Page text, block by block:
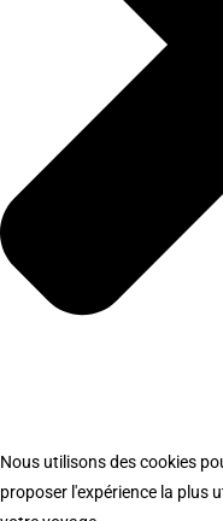
Nous utilisons des cookies
proposer l'expérience la plus